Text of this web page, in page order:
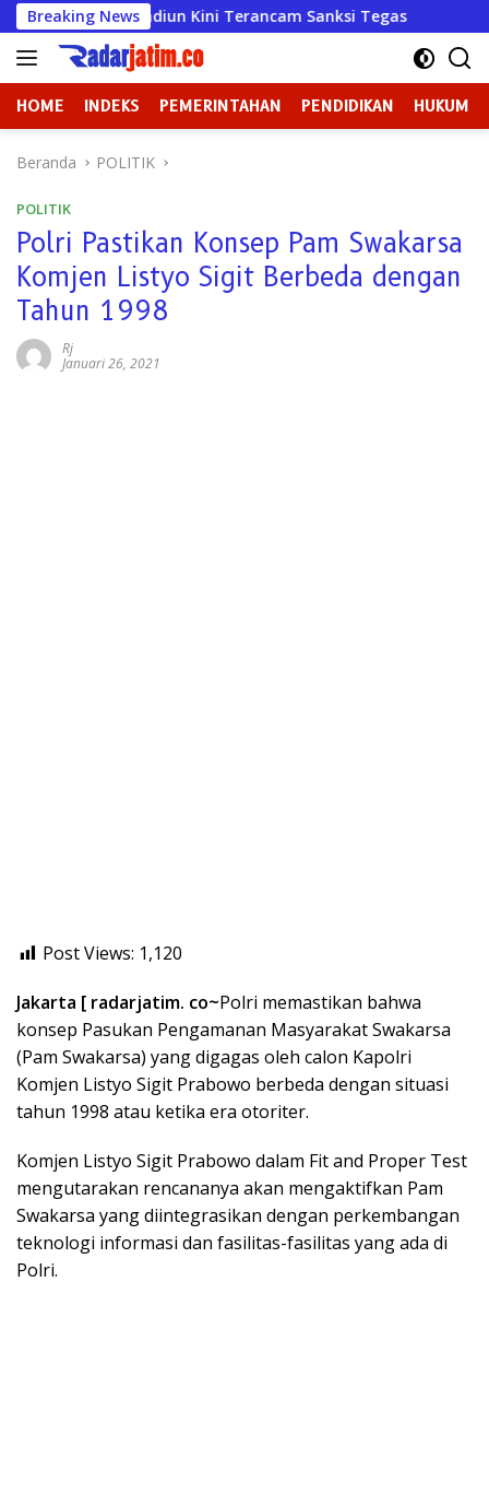
Langsung
ke
konten
Breaking News
Kini Terancam Sanksi Tegas Badan
HOME INDEKS PEMERINTAHAN PENDIDIKAN HUKUM
Beranda POLITIK
POLITIK
Polri Pastikan Konsep Pam Swakarsa
Komjen Listyo Sigit Berbeda dengan
Tahun 1998
Rj
Januari 26, 2021
Post Views: 1,120
Jakarta [ radarjatim. co~Polri memastikan bahwa
konsep Pasukan Pengamanan Masyarakat Swakarsa
(Pam Swakarsa) yang digagas oleh calon Kapolri
Komjen Listyo Sigit Prabowo berbeda dengan situasi
tahun 1998 atau ketika era otoriter.
Komjen Listyo Sigit Prabowo dalam Fit and Proper Test
mengutarakan rencananya akan mengaktifkan Pam
Swakarsa yang diintegrasikan dengan perkembangan
teknologi informasi dan fasilitas-fasilitas yang ada di
Polri.